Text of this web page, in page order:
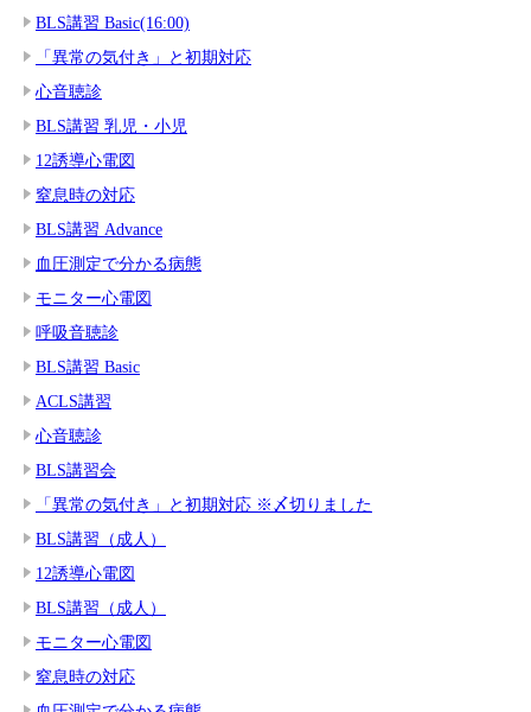
BLS講習 Basic(16:00)
「異常の気付き」と初期対応
心音聴診
BLS講習 乳児・小児
12誘導心電図
窒息時の対応
BLS講習 Advance
血圧測定で分かる病態
モニター心電図
呼吸音聴診
BLS講習 Basic
ACLS講習
心音聴診
BLS講習会
「異常の気付き」と初期対応 ※〆切りました
BLS講習（成人）
12誘導心電図
BLS講習（成人）
モニター心電図
窒息時の対応